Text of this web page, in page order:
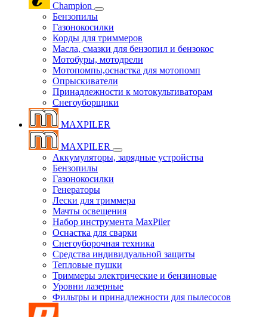
Champion
Бензопилы
Газонокосилки
Корды для триммеров
Масла, смазки для бензопил и бензокос
Мотобуры, мотодрели
Мотопомпы,оснастка для мотопомп
Опрыскиватели
Принадлежности к мотокультиваторам
Снегоуборщики
MAXPILER
MAXPILER
Аккумуляторы, зарядные устройства
Бензопилы
Газонокосилки
Генераторы
Лески для триммера
Мачты освещения
Набор инструмента MaxPiler
Оснастка для сварки
Снегоуборочная техника
Средства индивидуальной защиты
Тепловые пушки
Триммеры электрические и бензиновые
Уровни лазерные
Фильтры и принадлежности для пылесосов